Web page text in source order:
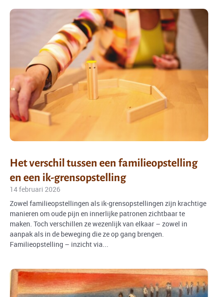
Het verschil tussen een familieopstelling
en een ik-grensopstelling
14 februari 2026
Zowel familieopstellingen als ik-grensopstellingen zijn krachtige
manieren om oude pijn en innerlijke patronen zichtbaar te
maken. Toch verschillen ze wezenlijk van elkaar – zowel in
aanpak als in de beweging die ze op gang brengen.
Familieopstelling – inzicht via...